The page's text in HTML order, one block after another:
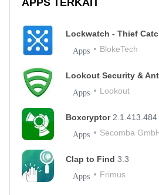
Lockwatch - Thief
Apps BlokeTech
Lookout Security &
Apps Lookout
Boxcryptor 2.1.413.484
Apps Secomba
Clap to Find 3.3
Apps Frimus